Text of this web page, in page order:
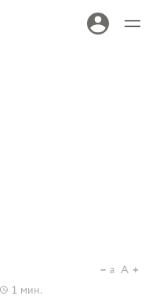
1 мин.
a A